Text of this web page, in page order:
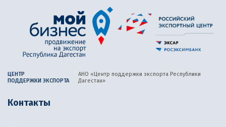
ЦЕНТР
ПОДДЕРЖКИ ЭКСПОРТА
АНО «Центр поддержки экспорта Республики
Дагестан»
Контакты